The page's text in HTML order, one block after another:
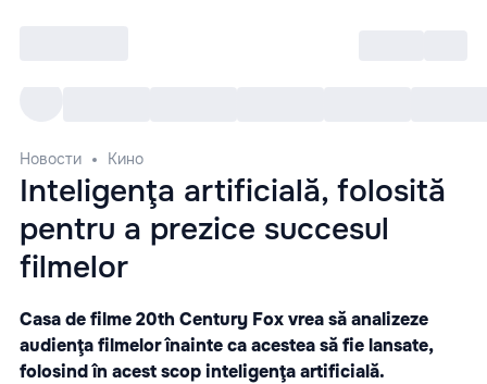
Новости Кино
Inteligenţa artificială, folosită
pentru a prezice succesul
filmelor
Casa de filme 20th Century Fox vrea să analizeze
audienţa filmelor înainte ca acestea să fie lansate,
folosind în acest scop inteligenţa artificială.